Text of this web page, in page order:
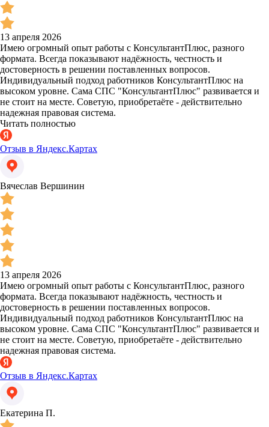
13 апреля 2026
Имею огромный опыт работы с КонсультантПлюс, разного
формата. Всегда показывают надёжность, честность и
достоверность в решении поставленных вопросов.
Индивидуальный подход работников КонсультантПлюс на
высоком уровне. Сама СПС "КонсультантПлюс" развивается и
не стоит на месте. Советую, приобретаёте - действительно
надежная правовая система.
Читать полностью
Отзыв в Яндекс.Картах
Вячеслав Вершинин
13 апреля 2026
Имею огромный опыт работы с КонсультантПлюс, разного
формата. Всегда показывают надёжность, честность и
достоверность в решении поставленных вопросов.
Индивидуальный подход работников КонсультантПлюс на
высоком уровне. Сама СПС "КонсультантПлюс" развивается и
не стоит на месте. Советую, приобретаёте - действительно
надежная правовая система.
Отзыв в Яндекс.Картах
Екатерина П.